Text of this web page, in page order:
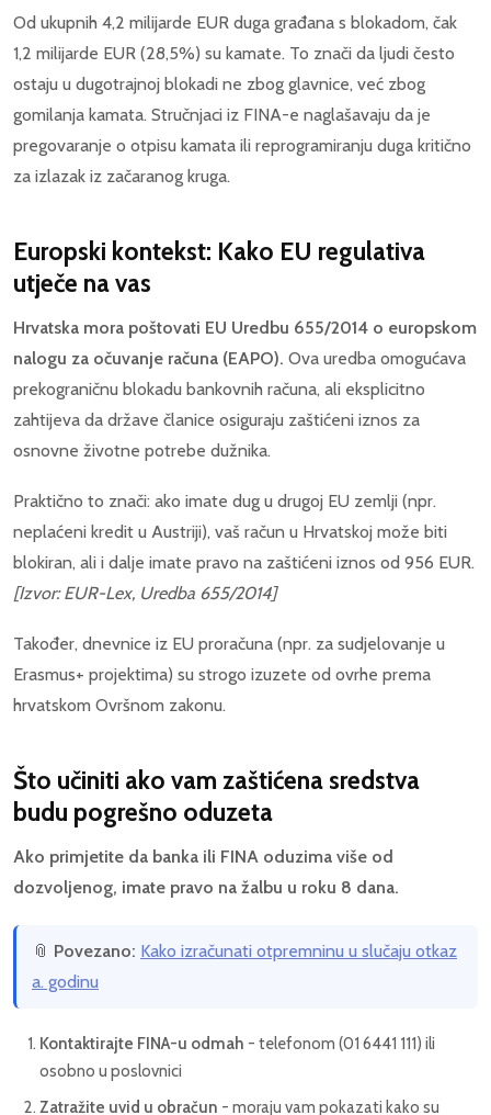
Od ukupnih 4,2 milijarde EUR duga građana s blokadom, čak
1,2 milijarde EUR (28,5%) su kamate. To znači da ljudi često
ostaju u dugotrajnoj blokadi ne zbog glavnice, već zbog
gomilanja kamata. Stručnjaci iz FINA-e naglašavaju da je
pregovaranje o otpisu kamata ili reprogramiranju duga kritično
za izlazak iz začaranog kruga.
Europski kontekst: Kako EU regulativa
utječe na vas
Hrvatska mora poštovati EU Uredbu 655/2014 o europskom
nalogu za očuvanje računa (EAPO). Ova uredba omogućava
prekograničnu blokadu bankovnih računa, ali eksplicitno
zahtijeva da države članice osiguraju zaštićeni iznos za
osnovne životne potrebe dužnika.
Praktično to znači: ako imate dug u drugoj EU zemlji (npr.
neplaćeni kredit u Austriji), vaš račun u Hrvatskoj može biti
blokiran, ali i dalje imate pravo na zaštićeni iznos od 956 EUR.
[Izvor: EUR-Lex, Uredba 655/2014]
Također, dnevnice iz EU proračuna (npr. za sudjelovanje u
Erasmus+ projektima) su strogo izuzete od ovrhe prema
hrvatskom Ovršnom zakonu.
Što učiniti ako vam zaštićena sredstva
budu pogrešno oduzeta
Ako primjetite da banka ili FINA oduzima više od
dozvoljenog, imate pravo na žalbu u roku 8 dana.
📎 Povezano: Kako izračunati otpremninu u slučaju otkaz
a. godinu
Kontaktirajte FINA-u odmah - telefonom (01 6441 111) ili
osobno u poslovnici
Zatražite uvid u obračun - moraju vam pokazati kako su